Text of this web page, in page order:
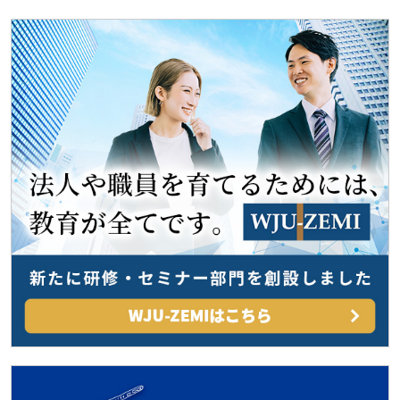
ビ
ゲ
ー
シ
ョ
ン